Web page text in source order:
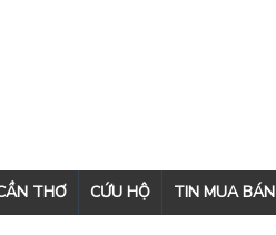
THƠ CỨU HỘ TIN MUA BÁN